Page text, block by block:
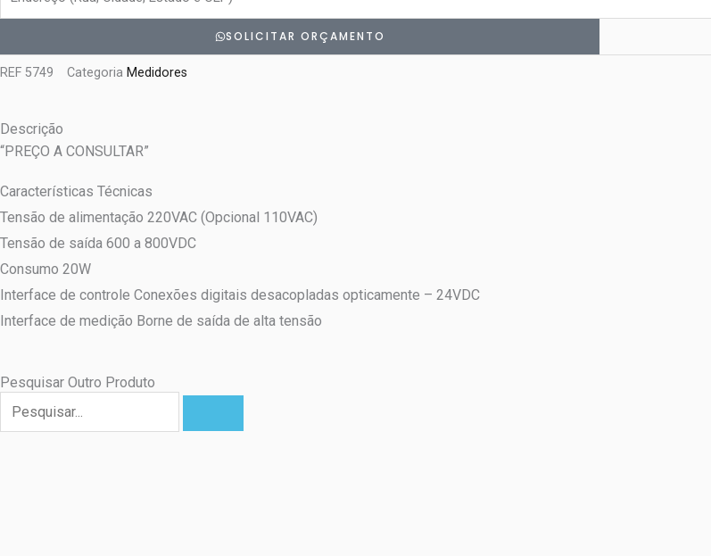
SOLICITAR ORÇAMENTO
REF 5749 Categoria Medidores
Descrição
“PREÇO A CONSULTAR”
Características Técnicas
Tensão de alimentação 220VAC (Opcional 110VAC)
Tensão de saída 600 a 800VDC
Consumo 20W
Interface de controle Conexões digitais desacopladas opticamente – 24VDC
Interface de medição Borne de saída de alta tensão
Pesquisar Outro Produto
Pesquisar